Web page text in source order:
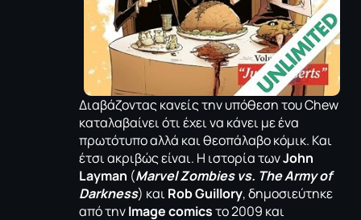
Διαβάζοντας κανείς την υπόθεση του Chew
καταλαβαίνει ότι έχει να κάνει με ένα
πρωτότυπο αλλά και θεοπάλαβο κόμικ. Και
έτσι ακριβώς είναι. Η ιστορία τωνJohn
Layman (Marvel Zombies vs. The Army of
Darkness) και Rob Guillory, δημοσιεύτηκε
από τηνImage comicsτο 2009 και